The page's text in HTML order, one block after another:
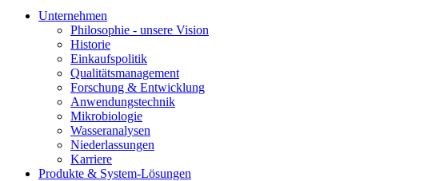
Unternehmen
Philosophie - unsere Vision
Historie
Einkaufspolitik
Qualitätsmanagement
Forschung & Entwicklung
Anwendungstechnik
Mikrobiologie
Wasseranalysen
Niederlassungen
Karriere
Produkte & System-Lösungen